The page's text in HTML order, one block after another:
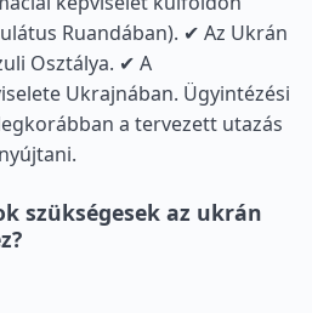
Ruandában). ✔ Az Ukrán
Osztálya. ✔ A
Ukrajnában. Ügyintézési
a tervezett utazás
szükségesek az ukrán